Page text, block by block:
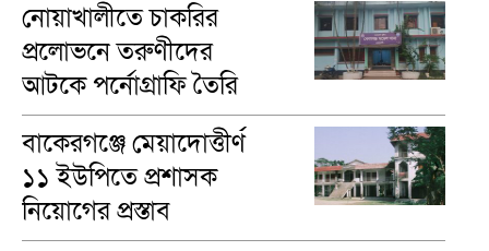
নোয়াখালীতে চাকরির
প্রলোভনে তরুণীদের
আটকে পর্নোগ্রাফি তৈরি
বাকেরগঞ্জে মেয়াদোত্তীর্ণ
১১ ইউপিতে প্রশাসক
নিয়োগের প্রস্তাব